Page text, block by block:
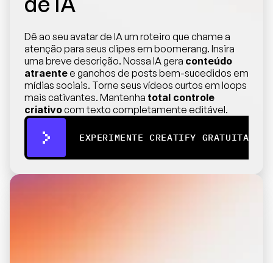
Dê ao seu avatar de IA um roteiro que chame a
atenção para seus clipes em boomerang. Insira
uma breve descrição. Nossa IA gera conteúdo
atraente e ganchos de posts bem-sucedidos em
mídias sociais. Torne seus vídeos curtos em loops
mais cativantes. Mantenha total controle
criativo com texto completamente editável.
EXPERIMENTE CREATIFY